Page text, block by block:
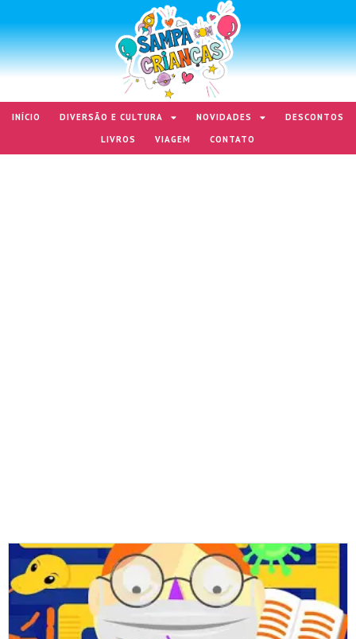
INÍCIO DIVERSÃO E CULTURA NOVIDADES
DESCONTOS
LIVROS
VIAGEM CONTATO